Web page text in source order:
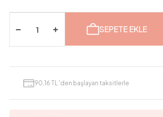
SEPETE EKLE
90,16 TL 'den başlayan taksitlerle